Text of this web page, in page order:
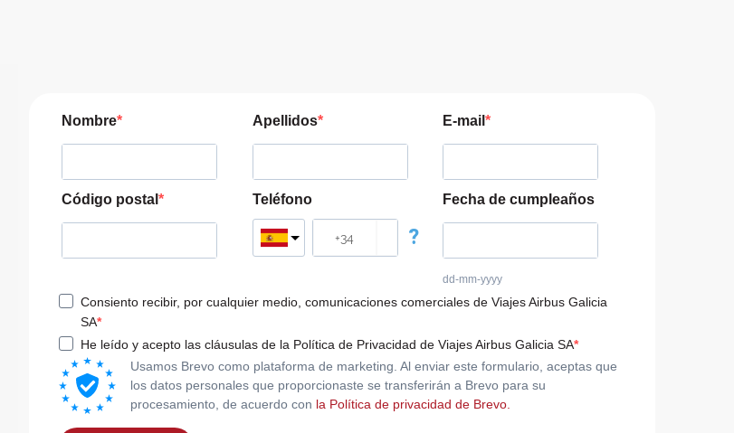
Nombre Apellidos E-mail
Código postal Teléfono
?
Fecha de cumpleaños
dd-mm-yyyy
Consiento recibir, por cualquier medio, comunicaciones comerciales de Viajes Airbus Galicia
SA
He leído y acepto las cláusulas de la Política de Privacidad de Viajes Airbus Galicia SA
Usamos Brevo como plataforma de marketing. Al enviar este formulario, aceptas que
los datos personales que proporcionaste se transferirán a Brevo para su
procesamiento, de acuerdo con la Política de privacidad de Brevo.